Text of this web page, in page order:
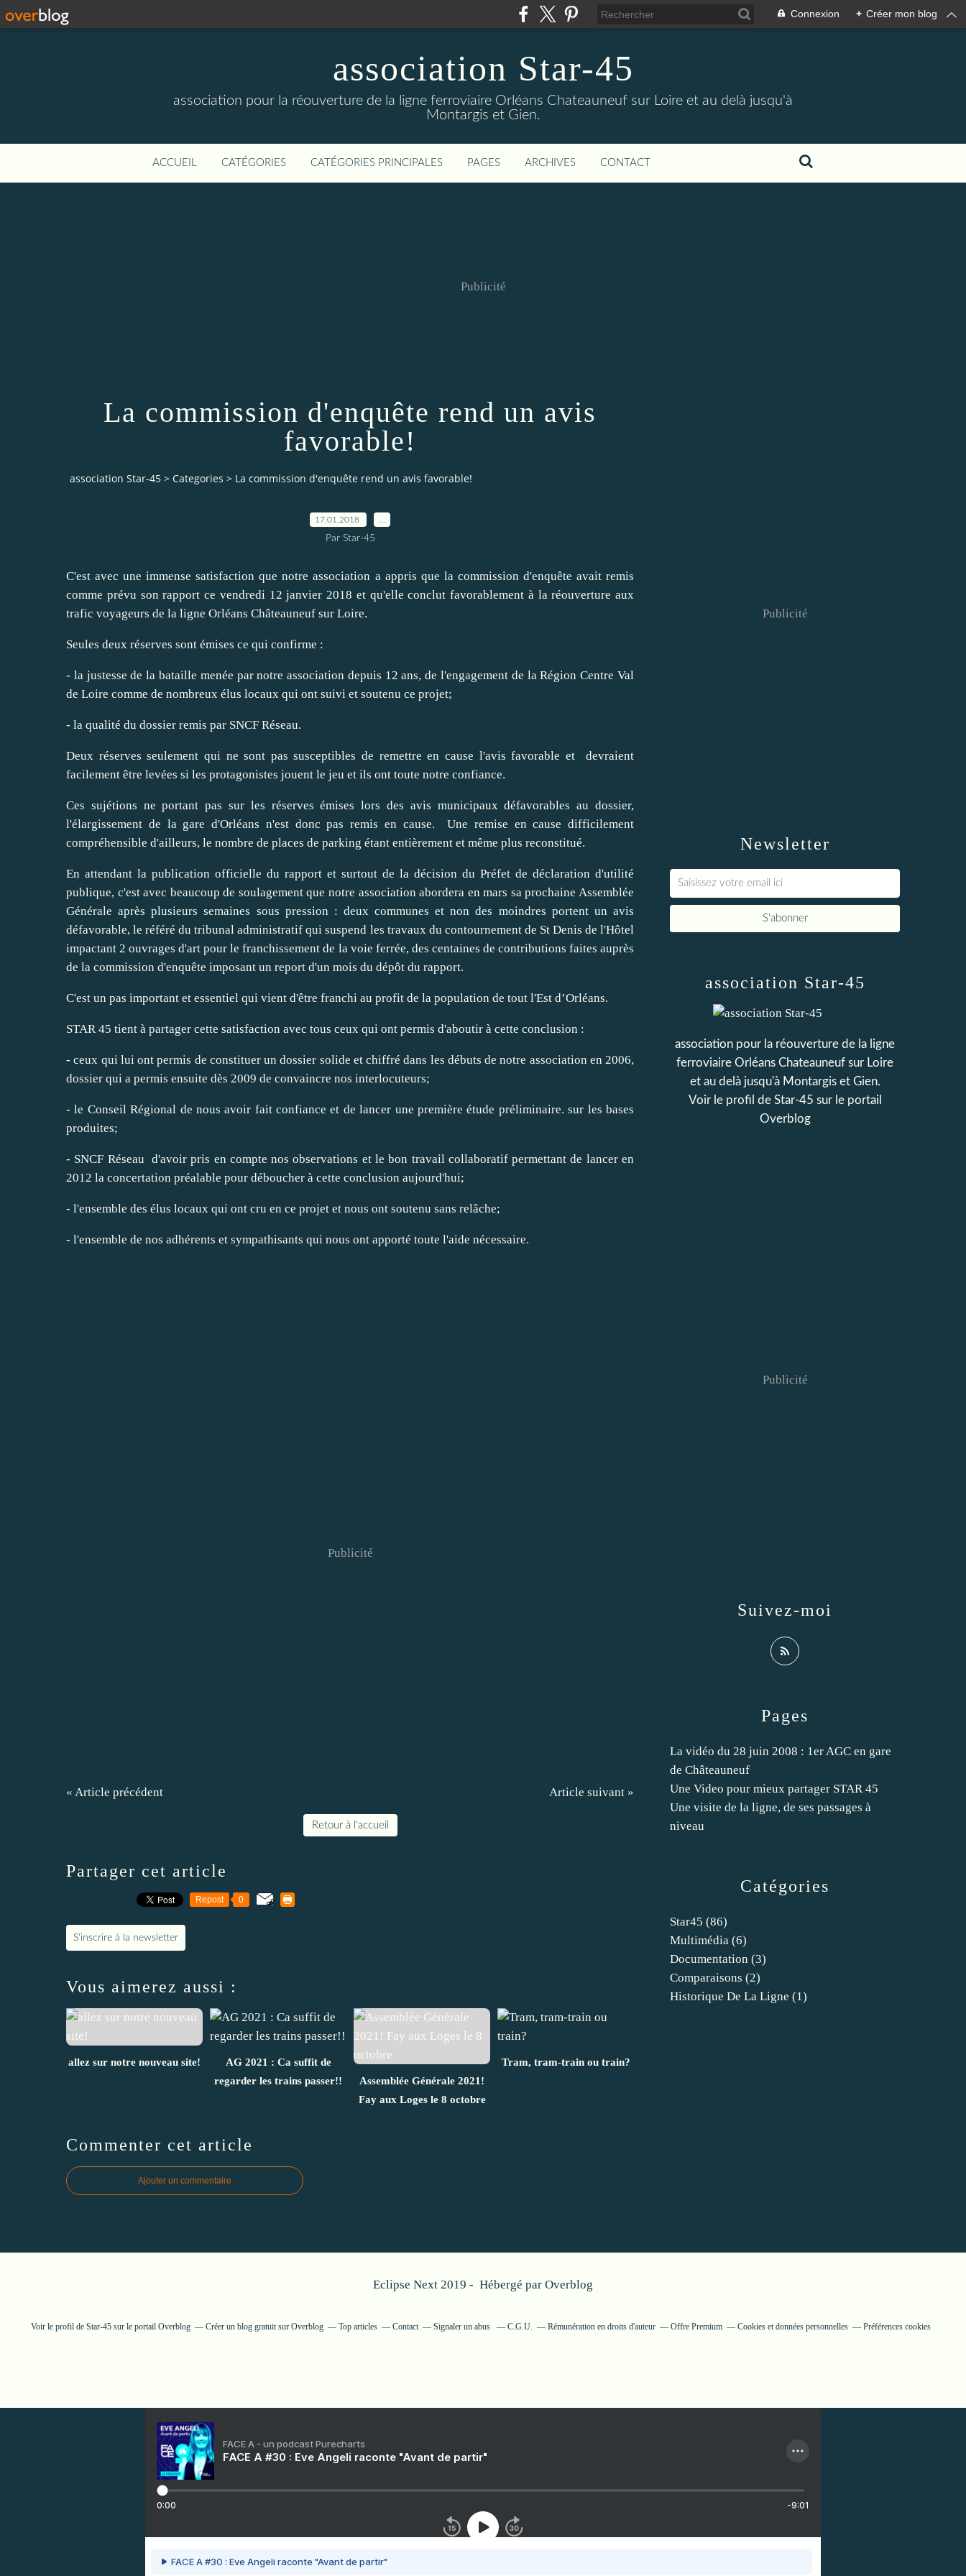
Connexion + Créer mon blog
association Star-45
association pour la réouverture de la ligne ferroviaire Orléans Chateauneuf sur Loire et au delà jusqu'à
Montargis et Gien.
ACCUEIL CATÉGORIES CATÉGORIES PRINCIPALES PAGES ARCHIVES CONTACT
Publicité
La commission d'enquête rend un avis
favorable!
association Star-45 > Categories > La commission d'enquête rend un avis favorable!
17.01.2018
Par Star-45
C'est avec une immense satisfaction que notre association a appris que la commission d'enquête avait remis
comme prévu son rapport ce vendredi 12 janvier 2018 et qu'elle conclut favorablement à la réouverture aux
trafic voyageurs de la ligne Orléans Châteauneuf sur Loire.
Seules deux réserves sont émises ce qui confirme :
- la justesse de la bataille menée par notre association depuis 12 ans, de l'engagement de la Région Centre Val
de Loire comme de nombreux élus locaux qui ont suivi et soutenu ce projet;
- la qualité du dossier remis par SNCF Réseau.
Deux réserves seulement qui ne sont pas susceptibles de remettre en cause l'avis favorable et devraient
facilement être levées si les protagonistes jouent le jeu et ils ont toute notre confiance.
Ces sujétions ne portant pas sur les réserves émises lors des avis municipaux défavorables au dossier,
l'élargissement de la gare d'Orléans n'est donc pas remis en cause. Une remise en cause difficilement
compréhensible d'ailleurs, le nombre de places de parking étant entièrement et même plus reconstitué.
En attendant la publication officielle du rapport et surtout de la décision du Préfet de déclaration d'utilité
publique, c'est avec beaucoup de soulagement que notre association abordera en mars sa prochaine Assemblée
Générale après plusieurs semaines sous pression : deux communes et non des moindres portent un avis
défavorable, le référé du tribunal administratif qui suspend les travaux du contournement de St Denis de l'Hôtel
impactant 2 ouvrages d'art pour le franchissement de la voie ferrée, des centaines de contributions faites auprès
de la commission d'enquête imposant un report d'un mois du dépôt du rapport.
C'est un pas important et essentiel qui vient d'être franchi au profit de la population de tout l'Est d’Orléans.
STAR 45 tient à partager cette satisfaction avec tous ceux qui ont permis d'aboutir à cette conclusion :
- ceux qui lui ont permis de constituer un dossier solide et chiffré dans les débuts de notre association en 2006,
dossier qui a permis ensuite dès 2009 de convaincre nos interlocuteurs;
- le Conseil Régional de nous avoir fait confiance et de lancer une première étude préliminaire. sur les bases
produites;
- SNCF Réseau d'avoir pris en compte nos observations et le bon travail collaboratif permettant de lancer en
2012 la concertation préalable pour déboucher à cette conclusion aujourd'hui;
- l'ensemble des élus locaux qui ont cru en ce projet et nous ont soutenu sans relâche;
- l'ensemble de nos adhérents et sympathisants qui nous ont apporté toute l'aide nécessaire.
Publicité
« Article précédent Article suivant »
Retour à l'accueil
Partager cet article
Repost 0
S'inscrire à la newsletter
Vous aimerez aussi :
allez sur notre nouveau site!
AG 2021 : Ca suffit de
regarder les trains passer!!
Assemblée Générale 2021!
Fay aux Loges le 8 octobre
Tram, tram-train ou train?
Commenter cet article
Ajouter un commentaire
Newsletter
Publicité
Catégories
Star45 (86)
Multimédia (6)
Documentation (3)
Comparaisons (2)
Historique De La Ligne (1)
Pages
La vidéo du 28 juin 2008 : 1er AGC en gare
de Châteauneuf
Une Video pour mieux partager STAR 45
Une visite de la ligne, de ses passages à
niveau
association Star-45
association pour la réouverture de la ligne
ferroviaire Orléans Chateauneuf sur Loire
et au delà jusqu'à Montargis et Gien.
Voir le profil de Star-45 sur le portail
Overblog
Suivez-moi
Publicité
Eclipse Next 2019 - Hébergé par Overblog
Voir le profil de Star-45 sur le portail Overblog Créer un blog gratuit sur Overblog Top articles Contact Signaler un abus C.G.U. Rémunération en droits d'auteur Offre Premium Cookies et données personnelles Préférences cookies
FACE A - un podcast Purecharts
FACE A #30 : Eve Angeli raconte "Avant de partir"
0:00 -9:01
FACE A #30 : Eve Angeli raconte "Avant de partir"